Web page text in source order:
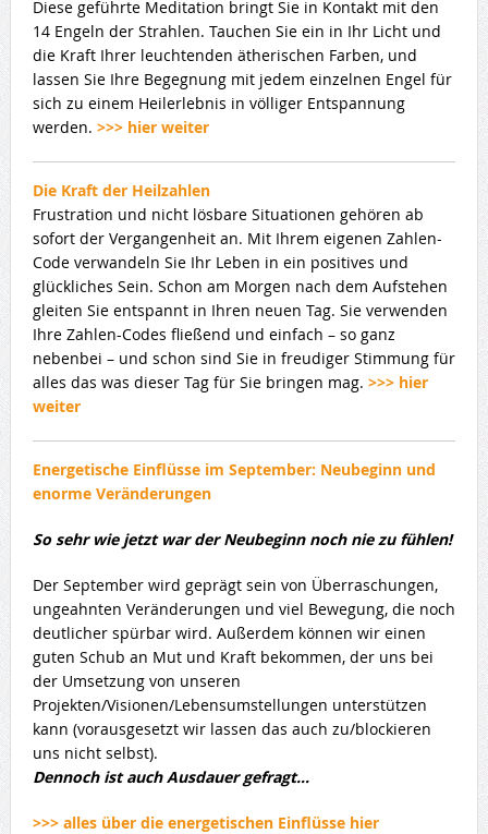
Diese geführte Meditation bringt Sie in Kontakt mit den
14 Engeln der Strahlen. Tauchen Sie ein in Ihr Licht und
die Kraft Ihrer leuchtenden ätherischen Farben, und
lassen Sie Ihre Begegnung mit jedem einzelnen Engel für
sich zu einem Heilerlebnis in völliger Entspannung
werden. >>> hier weiter
Die Kraft der Heilzahlen
Frustration und nicht lösbare Situationen gehören ab
sofort der Vergangenheit an. Mit Ihrem eigenen Zahlen-
Code verwandeln Sie Ihr Leben in ein positives und
glückliches Sein. Schon am Morgen nach dem Aufstehen
gleiten Sie entspannt in Ihren neuen Tag. Sie verwenden
Ihre Zahlen-Codes fließend und einfach – so ganz
nebenbei – und schon sind Sie in freudiger Stimmung für
alles das was dieser Tag für Sie bringen mag. >>> hier
weiter
Energetische Einflüsse im September: Neubeginn und
enorme Veränderungen
So sehr wie jetzt war der Neubeginn noch nie zu fühlen!
Der September wird geprägt sein von Überraschungen,
ungeahnten Veränderungen und viel Bewegung, die noch
deutlicher spürbar wird. Außerdem können wir einen
guten Schub an Mut und Kraft bekommen, der uns bei
der Umsetzung von unseren
Projekten/Visionen/Lebensumstellungen unterstützen
kann (vorausgesetzt wir lassen das auch zu/blockieren
uns nicht selbst).
Dennoch ist auch Ausdauer gefragt…
>>> alles über die energetischen Einflüsse hier